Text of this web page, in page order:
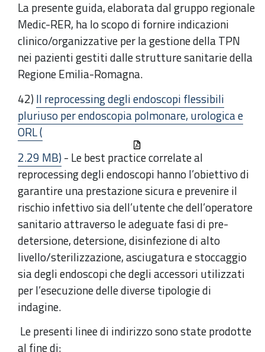
La presente guida, elaborata dal gruppo regionale
Medic-RER, ha lo scopo di fornire indicazioni
clinico/organizzative per la gestione della TPN
nei pazienti gestiti dalle strutture sanitarie della
Regione Emilia-Romagna.
42)Il reprocessing degli endoscopi flessibili
pluriuso per endoscopia polmonare, urologica e
ORL (
2.29 MB)- Le best practice correlate al
reprocessing degli endoscopi hanno l’obiettivo di
garantire una prestazione sicura e prevenire il
rischio infettivo sia dell’utente che dell’operatore
sanitario attraverso le adeguate fasi di pre-
detersione, detersione, disinfezione di alto
livello/sterilizzazione, asciugatura e stoccaggio
sia degli endoscopi che degli accessori utilizzati
per l’esecuzione delle diverse tipologie di
indagine.
Le presenti linee di indirizzo sono state prodotte
al fine di: